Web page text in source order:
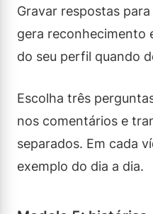
Gravar respostas
gera reconhecimento
do seu perfil quando
Escolha três
nos comentários e
separados. Em cada
exemplo do dia a dia.